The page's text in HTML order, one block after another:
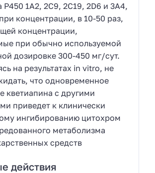
Р450 1А2, 2С9, 2С19, 2D6 и 3А4,
концентрации, в 10-50 раз,
концентрации,
при обычно используемой
дозировке 300-450 мг/сут.
на результатах in vitro, не
что одновременное
кветиапина с другими
приведет к клинически
ингибированию цитохром
метаболизма
средств
действия